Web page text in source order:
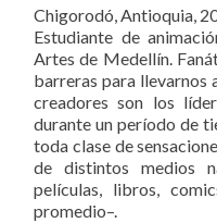
Chigorodó, Antioquia,
Estudiante de
Artes de Medellín.
barreras para llevarnos
creadores son los
durante un período de
toda clase de
de distintos medios
películas, libros,
promedio–.